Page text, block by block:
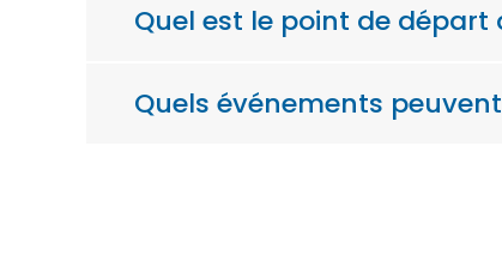
Quel est le point de
Quels événements